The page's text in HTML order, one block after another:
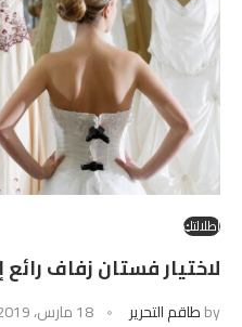
إطلالتكِ
لاختيار فستان زفاف
byطاقم التحرير 18 مارس، 2019